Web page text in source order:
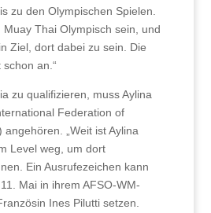
zu den Olympischen Spielen.
Muay Thai Olympisch sein, und
Ziel, dort dabei zu sein. Die
an.“
zu qualifizieren, muss Aylina
Federation of
angehören. „Weit ist Aylina
Level weg, um dort
Ein Ausrufezeichen kann
Mai in ihrem AFSO-WM-
Ines Pilutti setzen.